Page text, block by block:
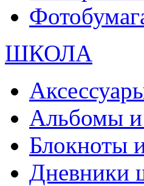
ШКОЛА
Альбомы и
Блокноты
Дневники